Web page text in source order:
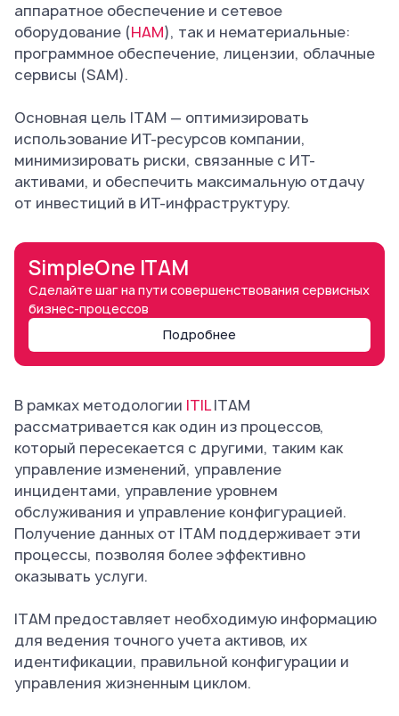
аппаратное обеспечение и сетевое
оборудование (HAM), так и нематериальные:
программное обеспечение, лицензии, облачные
сервисы (SAM).
Основная цель ITAM — оптимизировать
использование ИТ-ресурсов компании,
минимизировать риски, связанные с ИТ-
активами, и обеспечить максимальную отдачу
от инвестиций в ИТ-инфраструктуру.
SimpleOne ITAM
Сделайте шаг на пути совершенствования сервисных
бизнес-процессов
Подробнее
В рамках методологии ITILITAM
рассматривается как один из процессов,
который пересекается с другими, таким как
управление изменений, управление
инцидентами, управление уровнем
обслуживания и управление конфигурацией.
Получение данных от ITAM поддерживает эти
процессы, позволяя более эффективно
оказывать услуги.
ITAM предоставляет необходимую информацию
для ведения точного учета активов, их
идентификации, правильной конфигурации и
управления жизненным циклом.